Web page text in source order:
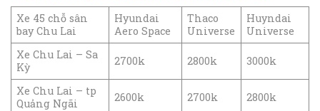
Xe 45 chỗ sân
bay Chu Lai
Hyundai
Aero Space
Thaco
Universe
Huyndai
Universe
Xe Chu Lai – Sa
Kỳ
2700k 2800k 3000k
Xe Chu Lai – tp
Quảng Ngãi
2600k 2700k 2800k